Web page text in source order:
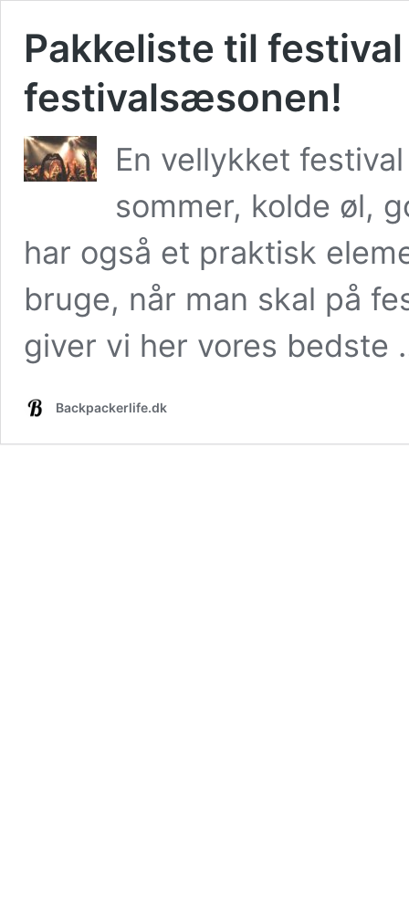
Pakkeliste til
festivalsæsonen!
En vellykket
sommer, kolde øl,
har også et praktisk
bruge, når man skal på
giver vi her vores
Backpackerlife.dk